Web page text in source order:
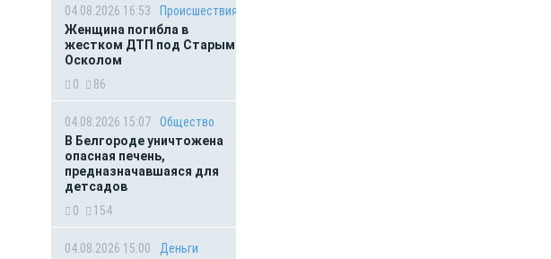
04.08.2026 16:53
Происшествия
Женщина погибла в
жестком ДТП под Старым
Осколом
0
86
04.08.2026 15:07
Общество
В Белгороде уничтожена
опасная печень,
предназначавшаяся для
детсадов
0
154
04.08.2026 15:00
Деньги